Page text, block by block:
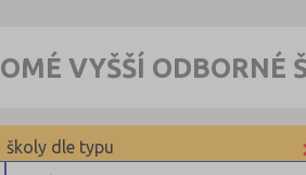
VYŠŠÍ ODBORNÉ
školy dle typu